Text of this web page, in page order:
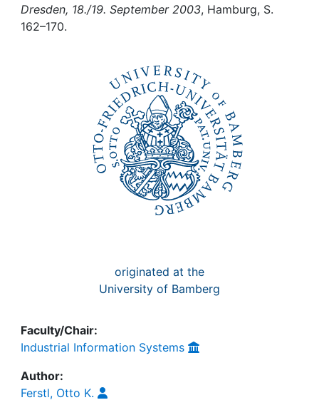
Dresden, 18./19. September 2003, Hamburg, S.
162–170.
originated at the
University of Bamberg
Faculty/Chair:
Industrial Information Systems
Author:
Ferstl, Otto K.